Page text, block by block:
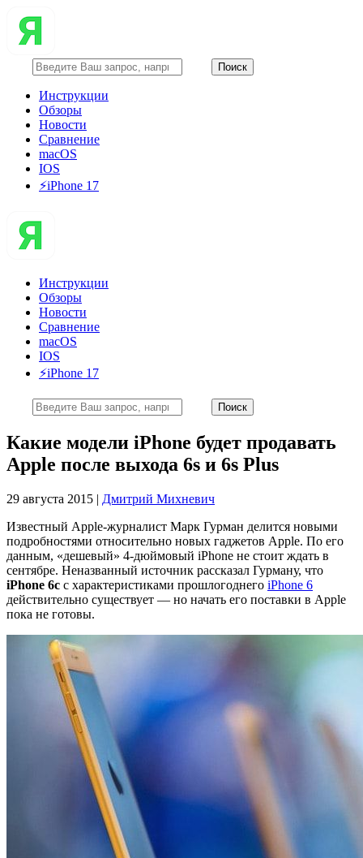
Инструкции
Обзоры
Новости
Сравнение
macOS
IOS
⚡️iPhone 17
Инструкции
Обзоры
Новости
Сравнение
macOS
IOS
⚡️iPhone 17
Какие модели iPhone будет продавать
Apple после выхода 6s и 6s Plus
29 августа 2015 | Дмитрий Михневич
Известный Apple-журналист Марк Гурман делится новыми
подробностями относительно новых гаджетов Apple. По его
данным, «дешевый» 4-дюймовый iPhone не стоит ждать в
сентябре. Неназванный источник рассказал Гурману, что
iPhone 6c с характеристиками прошлогоднего iPhone 6
действительно существует — но начать его поставки в Apple
пока не готовы.